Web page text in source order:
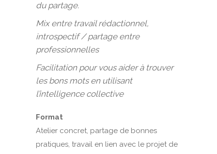
du partage.
Mix entre travail rédactionnel,
introspectif / partage entre
professionnelles
Facilitation pour vous aider à trouver
les bons mots en utilisant
l’intelligence collective
Format
Atelier concret, partage de bonnes
pratiques, travail en lien avec le projet de